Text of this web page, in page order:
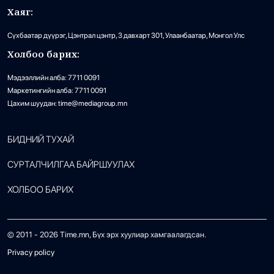
Хаяг:
Сүхбаатар дүүрэг, Цэнтрал цэнтр, 3 давхарт 301, Улаанбаатар, Монгол Улс
Холбоо барих:
Мэдээллийн алба: 7711 0091
Маркетингийн алба: 7711 0091
Цахим шуудан: time@mediagroup.mn
БИДНИЙ ТУХАЙ
СУРТАЛЧИЛГАА БАЙРШУУЛАХ
ХОЛБОО БАРИХ
© 2011 - 2026 Time.mn, Бүх эрх хуулиар хамгаалагдсан.
Privacy policy